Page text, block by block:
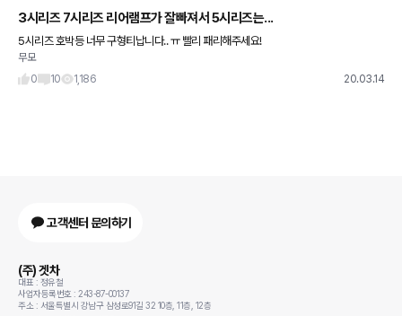
3시리즈 7시리즈 리어램프가 잘빠져서 5시리즈는...
5시리즈 호박등 너무 구형티납니다.. ㅠ 빨리 패리해주세요!
무모
0
10 1,186 20.03.14
고객센터 문의하기
(주) 겟차
대표 : 정유철
사업자등록번호 : 243-87-00137
주소 : 서울특별시 강남구 삼성로91길 32 10층, 11층, 12층